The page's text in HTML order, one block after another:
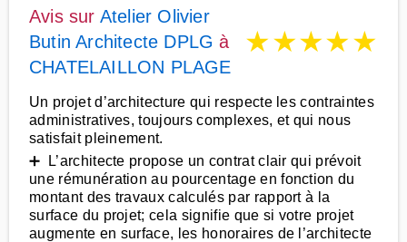
Avis sur Atelier Olivier
Butin Architecte DPLG à
CHATELAILLON PLAGE
★★★★★
Un projet d’architecture qui respecte les contraintes
administratives, toujours complexes, et qui nous
satisfait pleinement.
➕ L’architecte propose un contrat clair qui prévoit
une rémunération au pourcentage en fonction du
montant des travaux calculés par rapport à la
surface du projet; cela signifie que si votre projet
augmente en surface, les honoraires de l’architecte